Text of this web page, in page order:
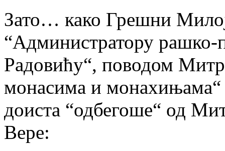
Зато… како Грешни
“Администратору
Радовићу“, поводом
монасима и монахињама“
доиста “одбегоше“ од
Вере: